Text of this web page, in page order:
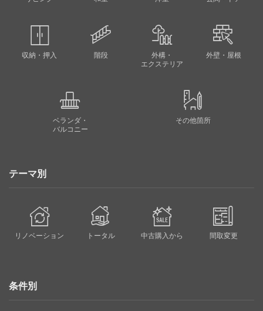
収納・押入 階段
外構・
エクステリア
外壁・屋根
ベランダ・
バルコニー
その他箇所
テーマ別
リノベーション トータル 中古購入から 間取変更
条件別